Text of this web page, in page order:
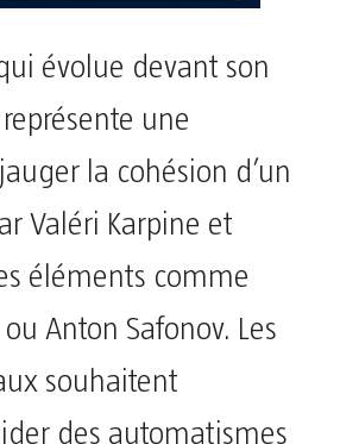
évolue devant son
une
la cohésion d’un
Valéri Karpine et
éléments comme
Anton Safonov. Les
souhaitent
des automatismes